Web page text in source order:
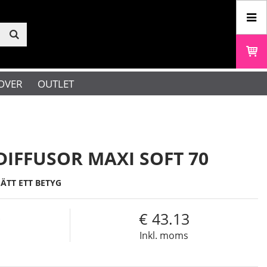
OUTLET
MAXI SOFT 70
ETT BETYG
Inkl. moms
43.13